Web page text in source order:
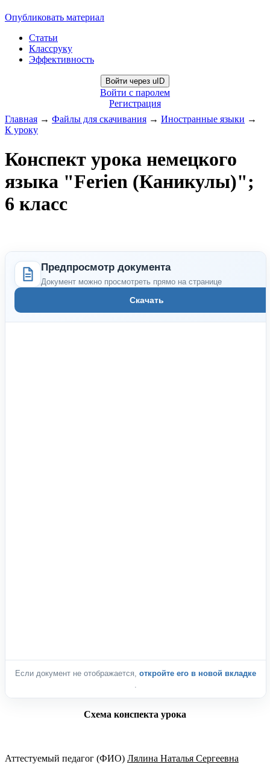
Опубликовать материал
Статьи
Классруку
Эффективность
Войти через uID
Войти с паролем
Регистрация
Главная → Файлы для скачивания → Иностранные языки →
К уроку
Конспект урока немецкого
языка "Ferien (Каникулы)";
6 класс
Предпросмотр документа
Документ можно просмотреть прямо на странице
Скачать
Если документ не отображается, откройте его в новой вкладке
Схема конспекта урока
Аттестуемый педагог (ФИО) Лялина Наталья Сергеевна